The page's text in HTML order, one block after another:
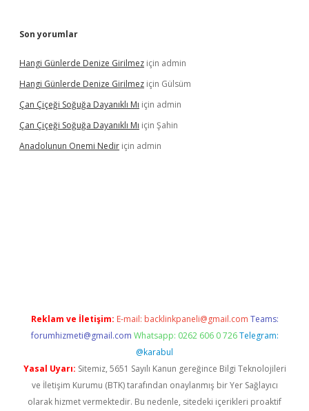
Son yorumlar
Hangi Günlerde Denize Girilmez için admin
Hangi Günlerde Denize Girilmez için Gülsüm
Çan Çiçeği Soğuğa Dayanıklı Mı için admin
Çan Çiçeği Soğuğa Dayanıklı Mı için Şahin
Anadolunun Onemi Nedir için admin
Reklam ve İletişim: E-mail: backlinkpaneli@gmail.com Teams:
forumhizmeti@gmail.com Whatsapp: 0262 606 0 726 Telegram:
@karabul
Yasal Uyarı: Sitemiz, 5651 Sayılı Kanun gereğince Bilgi Teknolojileri
ve İletişim Kurumu (BTK) tarafından onaylanmış bir Yer Sağlayıcı
olarak hizmet vermektedir. Bu nedenle, sitedeki içerikleri proaktif